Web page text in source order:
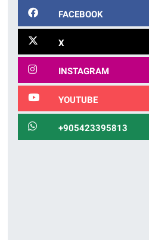
FACEBOOK
X
INSTAGRAM
YOUTUBE
+905423395813